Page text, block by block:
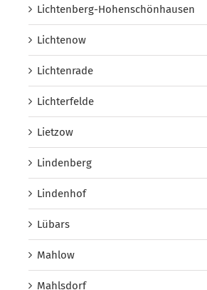
Lichtenberg-Hohenschönhausen
Lichtenow
Lichtenrade
Lichterfelde
Lietzow
Lindenberg
Lindenhof
Lübars
Mahlow
Mahlsdorf